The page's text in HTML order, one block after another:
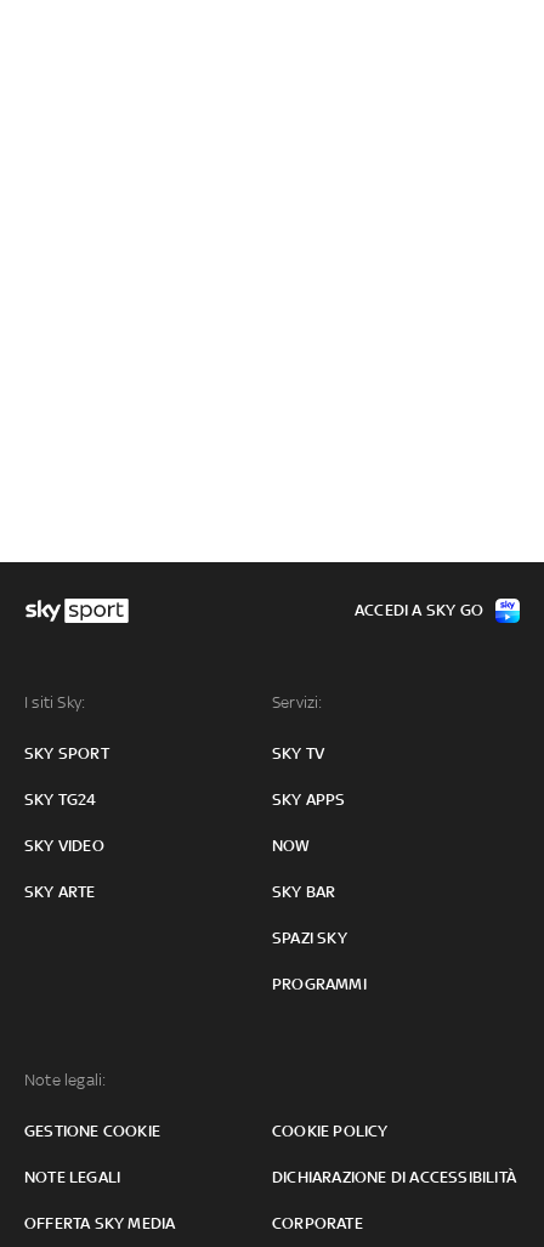
I siti Sky:
SKY SPORT
SKY TG24
SKY VIDEO
SKY ARTE
Servizi:
SKY TV
SKY APPS
NOW
SKY BAR
SPAZI SKY
PROGRAMMI
Note legali:
GESTIONE COOKIE COOKIE POLICY
NOTE LEGALI DICHIARAZIONE DI ACCESSIBILITÀ
OFFERTA SKY MEDIA CORPORATE
ACCEDI A SKY GO